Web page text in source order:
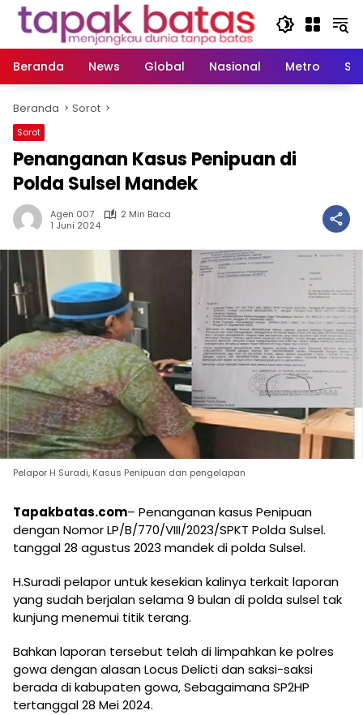
Langsung
Beranda
News Global Nasional Metro
Beranda Sorot
Sorot
Penanganan Kasus Penipuan di
Polda Sulsel Mandek
Agen 007
2 Min Baca
1 Juni 2024
Pelapor H Suradi, Kasus Penipuan dan pengelapan
Tapakbatas.com– Penanganan kasus Penipuan
dengan Nomor LP/B/770/VIII/2023/SPKT Polda Sulsel.
tanggal 28 agustus 2023 mandek di polda Sulsel.
H.Suradi pelapor untuk kesekian kalinya terkait laporan
yang sudah berjalan selama 9 bulan di polda sulsel tak
kunjung menemui titik terang.
Bahkan laporan tersebut telah di limpahkan ke polres
gowa dengan alasan Locus Delicti dan saksi-saksi
berada di kabupaten gowa, Sebagaimana SP2HP
tertanggal 28 Mei 2024.